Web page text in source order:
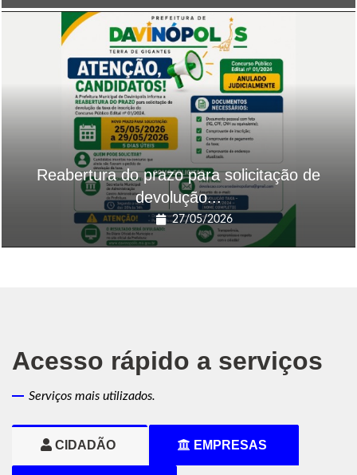
Reabertura do prazo para solicitação de
devolução...
27/05/2026
Acesso rápido a serviços
Serviços mais utilizados.
CIDADÃO EMPRESAS